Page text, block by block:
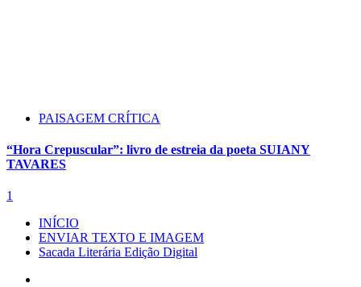
PAISAGEM CRÍTICA
“Hora Crepuscular”: livro de estreia da poeta SUIANY
TAVARES
1
INÍCIO
ENVIAR TEXTO E IMAGEM
Sacada Literária Edição Digital